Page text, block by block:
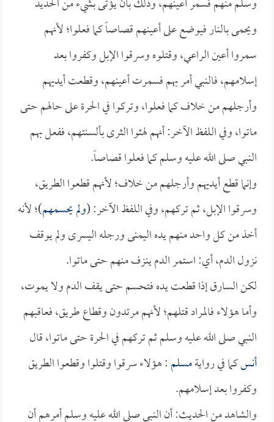
ويحمى بالنار فيوضع على أعينهم قصاصاً كما فعلوا؛ لأنهم
سمروا أعين الراعي، وقتلوه وسرقوا الإبل وكفروا بعد
إسلامهم، فالنبي أمر بهم فسمرت أعينهم، وقطعت أيديهم
وأرجلهم من خلاف كما فعلوا، وتركوا في الحرة على حالهم حتى
ماتوا، وفي اللفظ الآخر: أنهم لهثوا الثرى بألسنتهم، ففعل بهم
النبي صلى الله عليه وسلم كما فعلوا قصاصاً.
وإنما قطع أيديهم وأرجلهم من خلاف؛ لأنهم قطعوا الطريق،
وسرقوا الإبل، ثم تركهم، وفي اللفظ الآخر: (ولم يحسمهم)؛ لأنه
أخذ من كل واحد منهم يده اليمنى ورجله اليسرى ولم يوقف
نزول الدم، أي: استمر الدم ينزف منهم حتى ماتوا.
لكن السارق إذا قطعت يده فتحسم حتى يقف الدم ولا يموت،
وأما هؤلاء فالمراد قتلهم؛ لأنهم مرتدون وقطاع طريق، فعاقبهم
النبي صلى الله عليه وسلم ثم تركهم في الحرة حتى ماتوا، قال
أنسكما في روايةمسلم: هؤلاء سرقوا وقتلوا وقطعوا الطريق
وكفروا بعد إسلامهم.
والشاهد من الحديث: أن النبي صلى الله عليه وسلم أمرهم أن